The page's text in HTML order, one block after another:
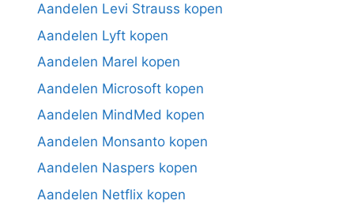
Aandelen Levi Strauss kopen
Aandelen Lyft kopen
Aandelen Marel kopen
Aandelen Microsoft kopen
Aandelen MindMed kopen
Aandelen Monsanto kopen
Aandelen Naspers kopen
Aandelen Netflix kopen